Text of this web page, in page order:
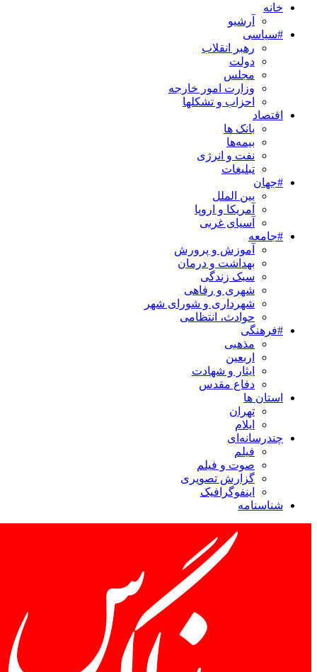
خانه
آرشیو
#سیاسی
رهبر انقلاب
دولت
مجلس
وزارت امور خارجه
احزاب و تشکلها
اقتصاد
بانک ها
بیمه‌ها
نفت و انرژی
تبلیغات
#جهان
بین الملل
آمریکا و اروپا
آسیای غربی
#جامعه
آموزش و پرورش
بهداشت و درمان
سبک زندگی
شهری و رفاهی
شهرداری و شورای شهر
حوادث، انتظامی
#فرهنگی
مذهبی
اربعین
ایثار و شهادت
دفاع مقدس
استان ها
تهران
ایلام
چندرسانه‌ای
فیلم
صوت و فیلم
گزارش تصویری
اینفوگرافیک
شناسنامه